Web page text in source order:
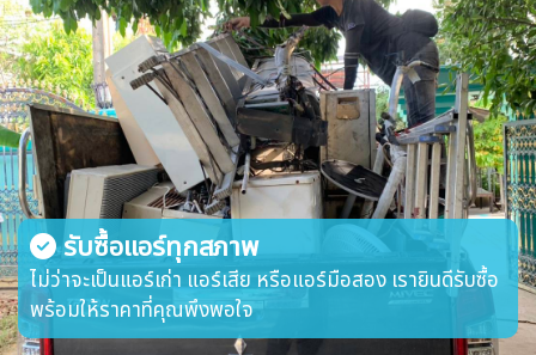
รับซื้อแอร์ทุกสภาพ
ไม่ว่าจะเป็นแอร์เก่า แอร์เสีย หรือแอร์มือสอง เรายินดีรับซื้อ
พร้อมให้ราคาที่คุณพึงพอใจ